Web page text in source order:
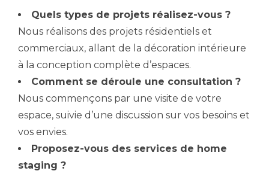
Quels types de projets réalisez-vous ?
Nous réalisons des projets résidentiels et
commerciaux, allant de la décoration intérieure
à la conception complète d’espaces.
Comment se déroule une consultation ?
Nous commençons par une visite de votre
espace, suivie d’une discussion sur vos besoins et
vos envies.
Proposez-vous des services de home
staging ?